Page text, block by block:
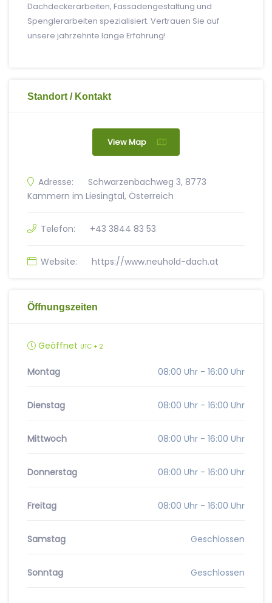
Dachdeckerarbeiten, Fassadengestaltung und
Spenglerarbeiten spezialisiert. Vertrauen Sie auf
unsere jahrzehnte lange Erfahrung!
Standort / Kontakt
View Map
Adresse:
Schwarzenbachweg 3, 8773
Kammern im Liesingtal, Österreich
Telefon: +43 3844 83 53
Website: https://www.neuhold-dach.at
Öffnungszeiten
Geöffnet UTC + 2
Montag 08:00 Uhr - 16:00 Uhr
Dienstag 08:00 Uhr - 16:00 Uhr
Mittwoch 08:00 Uhr - 16:00 Uhr
Donnerstag 08:00 Uhr - 16:00 Uhr
Freitag 08:00 Uhr - 16:00 Uhr
Samstag Geschlossen
Sonntag Geschlossen